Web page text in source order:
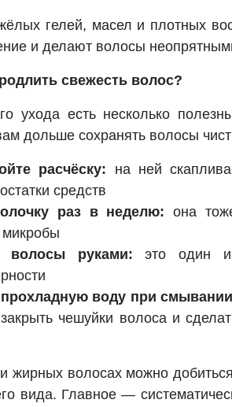
гелей, масел и плотных
и делают волосы
свежесть волос?
ухода есть несколько
дольше сохранять волосы
расчёску: на ней
средств
раз в неделю: она
микробы
волосы руками: это один
прохладную воду при
чешуйки волоса и
жирных волосах можно
вида. Главное —